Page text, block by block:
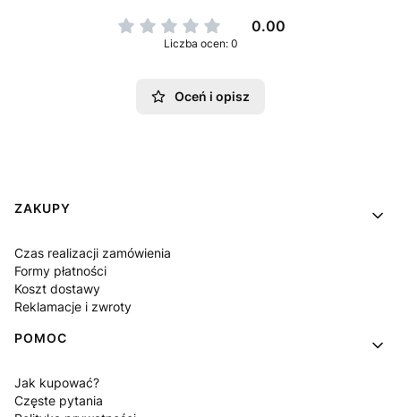
0.00
Liczba ocen: 0
Oceń i opisz
Linki w stopce
ZAKUPY
Czas realizacji zamówienia
Formy płatności
Koszt dostawy
Reklamacje i zwroty
POMOC
Jak kupować?
Częste pytania